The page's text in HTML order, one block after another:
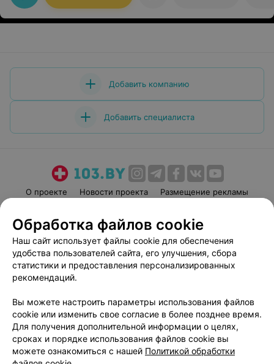
Добавить компанию
Добавить специалиста
О проекте Новости проекта
Размещение рекламы
Пользовательское соглашение
Способы оплаты
Вакансии
Партнеры
Написать руководителю 103.by
Обработка персональных данных
Обработка файлов cookie
Наш сайт использует файлы cookie для обеспечения
удобства пользователей сайта, его улучшения, сбора
статистики и предоставления персонализированных
рекомендаций.
Вы можете настроить параметры использования файлов
cookie или изменить свое согласие в более позднее время.
Для получения дополнительной информации о целях,
сроках и порядке использования файлов cookie вы
можете ознакомиться с нашей Политикой обработки